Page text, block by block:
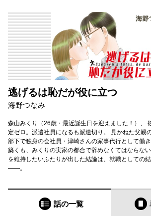
逃げるは恥だが役に立つ
海野つなみ
森山みくり（26歳・最近誕生日を迎えました！）、
定ゼロ。派遣社員になるも派遣切り。 見かねた父親
部下で独身の会社員・津崎さんの家事代行として働
築くも、みくりの実家の都合で辞めなくてはならな
を維持したいふたりが出した結論は、就職としての
――。
話の一覧